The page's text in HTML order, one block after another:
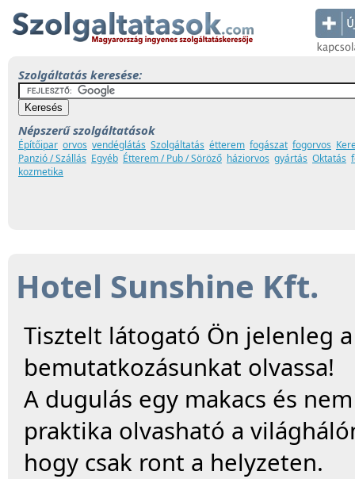
Szolgáltatás keresése:
Népszerű szolgáltatások
Építőipar orvos vendéglátás Szolgáltatás étterem fogászat fogorvos
Panzió / Szállás Egyéb Étterem / Pub / Söröző háziorvos gyártás Oktatás
kozmetika
Hotel Sunshine Kft.
Tisztelt látogató Ön jelenleg
bemutatkozásunkat olvassa!
A dugulás egy makacs és
praktika olvasható a
hogy csak ront a helyzeten.